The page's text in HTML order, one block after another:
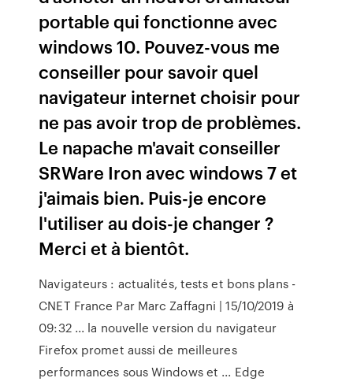
portable qui fonctionne avec
windows 10. Pouvez-vous me
conseiller pour savoir quel
navigateur internet choisir pour
ne pas avoir trop de problèmes.
Le napache m'avait conseiller
SRWare Iron avec windows 7 et
j'aimais bien. Puis-je encore
l'utiliser au dois-je changer ?
Merci et à bientôt.
Navigateurs : actualités, tests et bons plans -
CNET France Par Marc Zaffagni | 15/10/2019 à
09:32 ... la nouvelle version du navigateur
Firefox promet aussi de meilleures
performances sous Windows et ... Edge